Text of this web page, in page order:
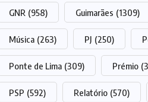
GNR (958) Guimarães (1309)
Música (263) PJ (250)
Ponte de Lima (309) Prémio
PSP (592) Relatório (570)